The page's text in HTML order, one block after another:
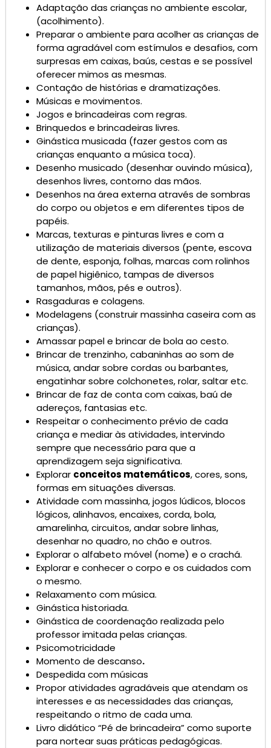
Adaptação das crianças no ambiente escolar,
(acolhimento).
Preparar o ambiente para acolher as crianças de
forma agradável com estímulos e desafios, com
surpresas em caixas, baús, cestas e se possível
oferecer mimos as mesmas.
Contação de histórias e dramatizações.
Músicas e movimentos.
Jogos e brincadeiras com regras.
Brinquedos e brincadeiras livres.
Ginástica musicada (fazer gestos com as
crianças enquanto a música toca).
Desenho musicado (desenhar ouvindo música),
desenhos livres, contorno das mãos.
Desenhos na área externa através de sombras
do corpo ou objetos e em diferentes tipos de
papéis.
Marcas, texturas e pinturas livres e com a
utilização de materiais diversos (pente, escova
de dente, esponja, folhas, marcas com rolinhos
de papel higiênico, tampas de diversos
tamanhos, mãos, pés e outros).
Rasgaduras e colagens.
Modelagens (construir massinha caseira com as
crianças).
Amassar papel e brincar de bola ao cesto.
Brincar de trenzinho, cabaninhas ao som de
música, andar sobre cordas ou barbantes,
engatinhar sobre colchonetes, rolar, saltar etc.
Brincar de faz de conta com caixas, baú de
adereços, fantasias etc.
Respeitar o conhecimento prévio de cada
criança e mediar às atividades, intervindo
sempre que necessário para que a
aprendizagem seja significativa.
Explorar conceitos matemáticos, cores, sons,
formas em situações diversas.
Atividade com massinha, jogos lúdicos, blocos
lógicos, alinhavos, encaixes, corda, bola,
amarelinha, circuitos, andar sobre linhas,
desenhar no quadro, no chão e outros.
Explorar o alfabeto móvel (nome) e o crachá.
Explorar e conhecer o corpo e os cuidados com
o mesmo.
Relaxamento com música.
Ginástica historiada.
Ginástica de coordenação realizada pelo
professor imitada pelas crianças.
Psicomotricidade
Momento de descanso.
Despedida com músicas
Propor atividades agradáveis que atendam os
interesses e as necessidades das crianças,
respeitando o ritmo de cada uma.
Livro didático “Pé de brincadeira” como suporte
para nortear suas práticas pedagógicas.